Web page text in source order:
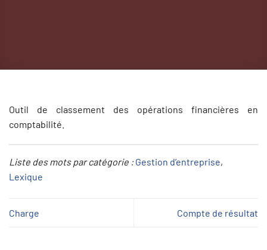
Outil de classement des opérations financières en
comptabilité.
Liste des mots par catégorie : Gestion d’entreprise
Lexique
Charge Compte de résultat